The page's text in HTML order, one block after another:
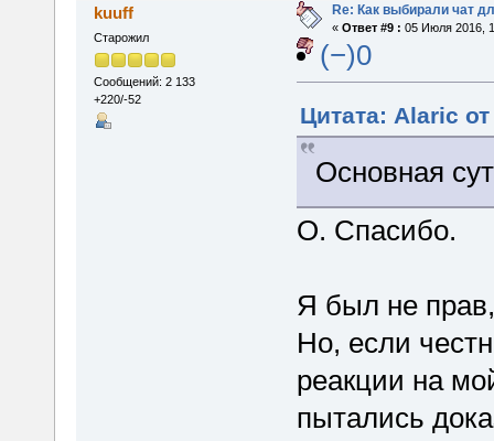
kuuff
Старожил
Сообщений: 2 133
+220/-52
Re: Как выбирали чат
« Ответ #9 : 05 Июля 2016,
(−)0
Цитата: Alaric
Основная
О. Спасибо.
Я был не
Но, если
реакции на
пытались